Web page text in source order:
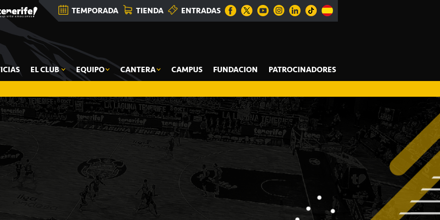
TEMPORADA TIENDA ENTRADAS
EL CLUB EQUIPO CANTERA CAMPUS FUNDACION PATROCINADORES